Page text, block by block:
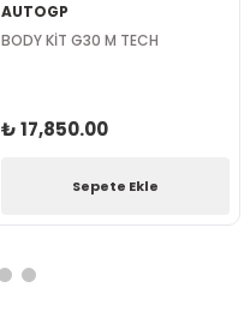
AUTOGP
BODY KİT G30 M TECH
₺ 17,850.00
Sepete Ekle